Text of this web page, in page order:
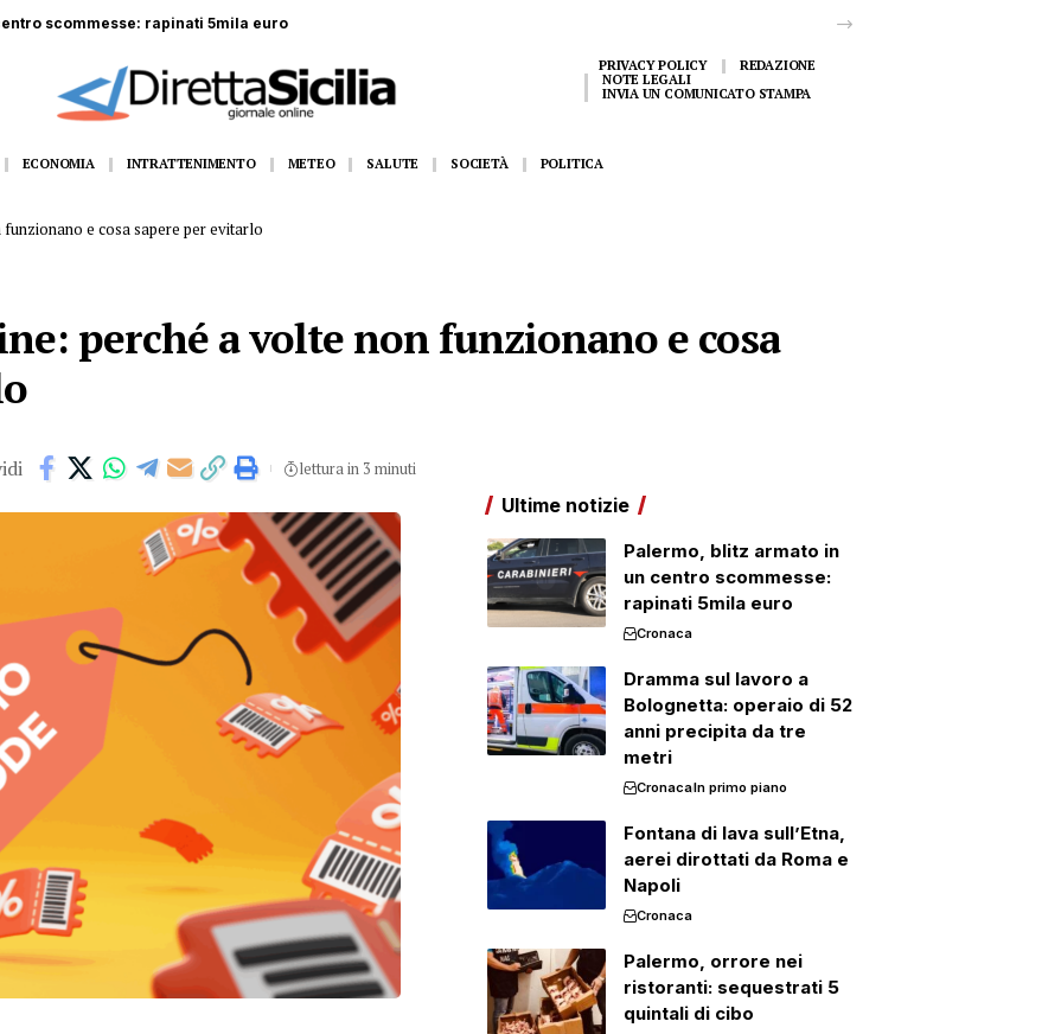
operaio di 52 anni precipita da tre metri
PRIVACY POLICY
REDAZIONE
NOTE LEGALI
INVIA UN COMUNICATO STAMPA
ECONOMIA INTRATTENIMENTO METEO SALUTE SOCIETÀ POLITICA
e cosa sapere per evitarlo
perché a volte non funzionano e cosa
lettura in 3 minuti
Ultime notizie
Palermo, blitz armato in
un centro scommesse:
rapinati 5mila euro
Cronaca
Dramma sul lavoro a
Bolognetta: operaio di 52
anni precipita da tre
metri
CronacaIn primo piano
Fontana di lava sull’Etna,
aerei dirottati da Roma e
Napoli
Cronaca
Palermo, orrore nei
ristoranti: sequestrati 5
quintali di cibo